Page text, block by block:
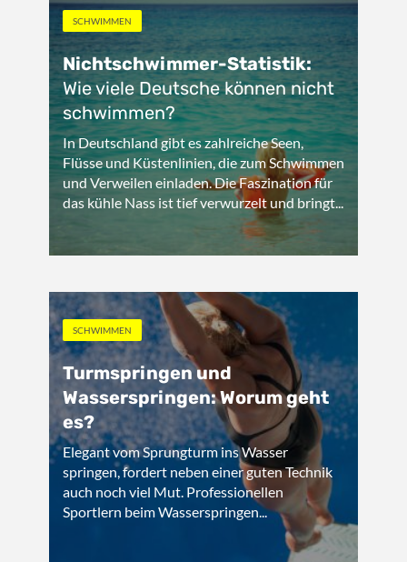
SCHWIMMEN
Nichtschwimmer-Statistik:
Wie viele Deutsche können nicht
schwimmen?
In Deutschland gibt es zahlreiche Seen,
Flüsse und Küstenlinien, die zum Schwimmen
und Verweilen einladen. Die Faszination für
das kühle Nass ist tief verwurzelt und bringt...
SCHWIMMEN
Turmspringen und
Wasserspringen: Worum geht
es?
Elegant vom Sprungturm ins Wasser
springen, fordert neben einer guten Technik
auch noch viel Mut. Professionellen
Sportlern beim Wasserspringen...